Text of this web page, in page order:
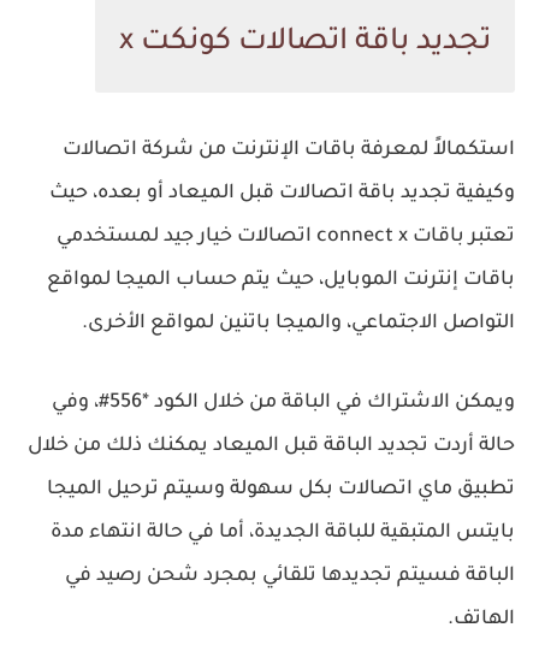
تجديد باقة اتصالات كونكت x
استكمالاً لمعرفة باقات الإنترنت من شركة اتصالات
وكيفية تجديد باقة اتصالات قبل الميعاد أو بعده، حيث
تعتبر باقات connect x اتصالات خيار جيد لمستخدمي
باقات إنترنت الموبايل، حيث يتم حساب الميجا لمواقع
التواصل الاجتماعي، والميجا باتنين لمواقع الأخرى.
ويمكن الاشتراك في الباقة من خلال الكود *556#، وفي
حالة أردت تجديد الباقة قبل الميعاد يمكنك ذلك من خلال
تطبيق ماي اتصالات بكل سهولة وسيتم ترحيل الميجا
بايتس المتبقية للباقة الجديدة، أما في حالة انتهاء مدة
الباقة فسيتم تجديدها تلقائي بمجرد شحن رصيد في
الهاتف.